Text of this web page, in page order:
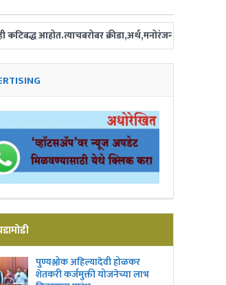
क्रीडा,अर्थ,मनोरंजन,तंत्र-
पुण्यश्लोक अहिल्यादेवी होळकर
शेतकरी कर्जमुक्ती योजनेच्या लाभ